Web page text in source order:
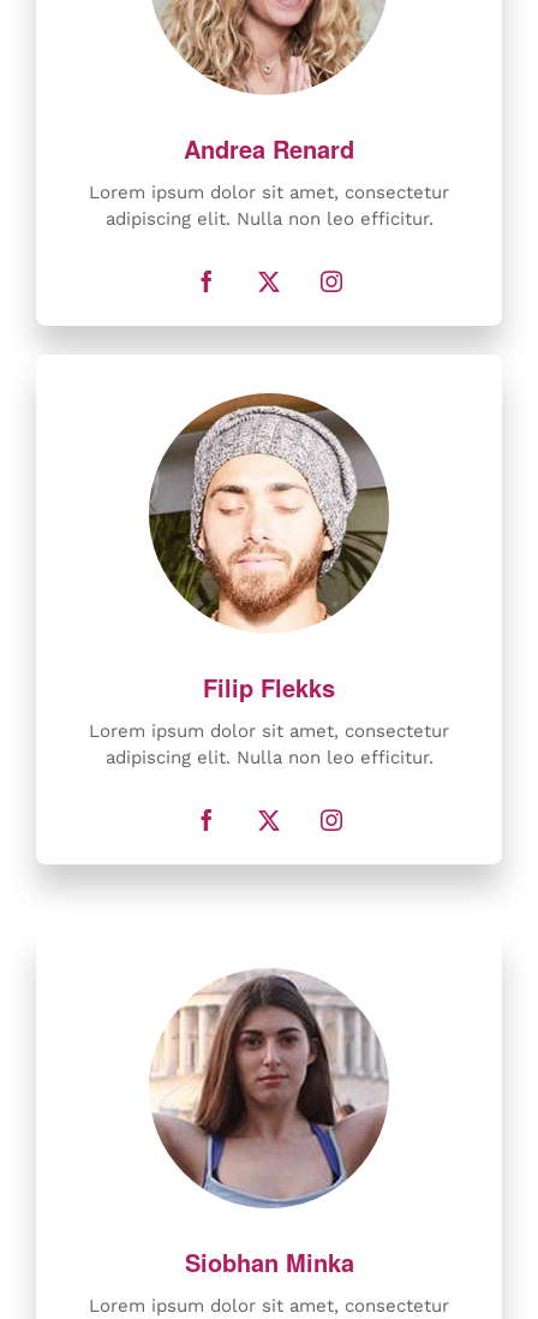
Lorem ipsum dolor sit amet, consectetur
adipiscing elit. Nulla non leo efficitur.
Lorem ipsum dolor sit amet, consectetur
adipiscing elit. Nulla non leo efficitur.
Lorem ipsum dolor sit amet, consectetur